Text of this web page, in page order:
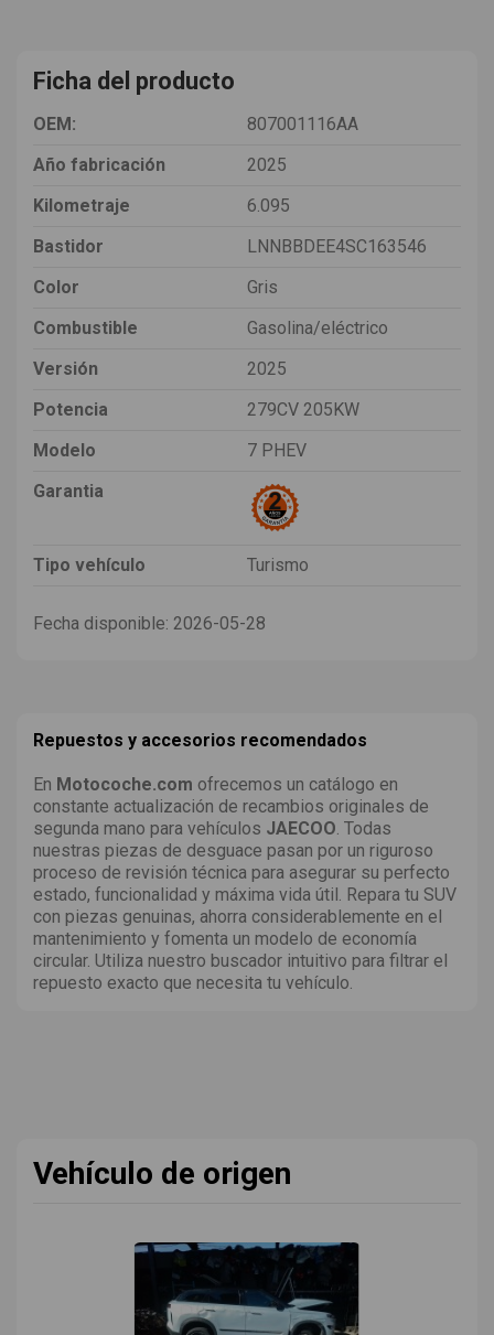
Ficha del producto
OEM:
807001116AA
Año fabricación
2025
Kilometraje
6.095
Bastidor
LNNBBDEE4SC163546
Color
Gris
Combustible
Gasolina/eléctrico
Versión
2025
Potencia
279CV 205KW
Modelo
7 PHEV
Garantia
Tipo vehículo Turismo
Fecha disponible: 2026-05-28
Repuestos y accesorios recomendados
En Motocoche.com ofrecemos un catálogo en
constante actualización de recambios originales de
segunda mano para vehículos JAECOO . Todas
nuestras piezas de desguace pasan por un riguroso
proceso de revisión técnica para asegurar su perfecto
estado, funcionalidad y máxima vida útil. Repara tu SUV
con piezas genuinas, ahorra considerablemente en el
mantenimiento y fomenta un modelo de economía
circular. Utiliza nuestro buscador intuitivo para filtrar el
repuesto exacto que necesita tu vehículo.
Vehículo de origen